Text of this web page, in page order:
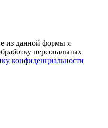
из данной формы я
персональных
конфиденциальности